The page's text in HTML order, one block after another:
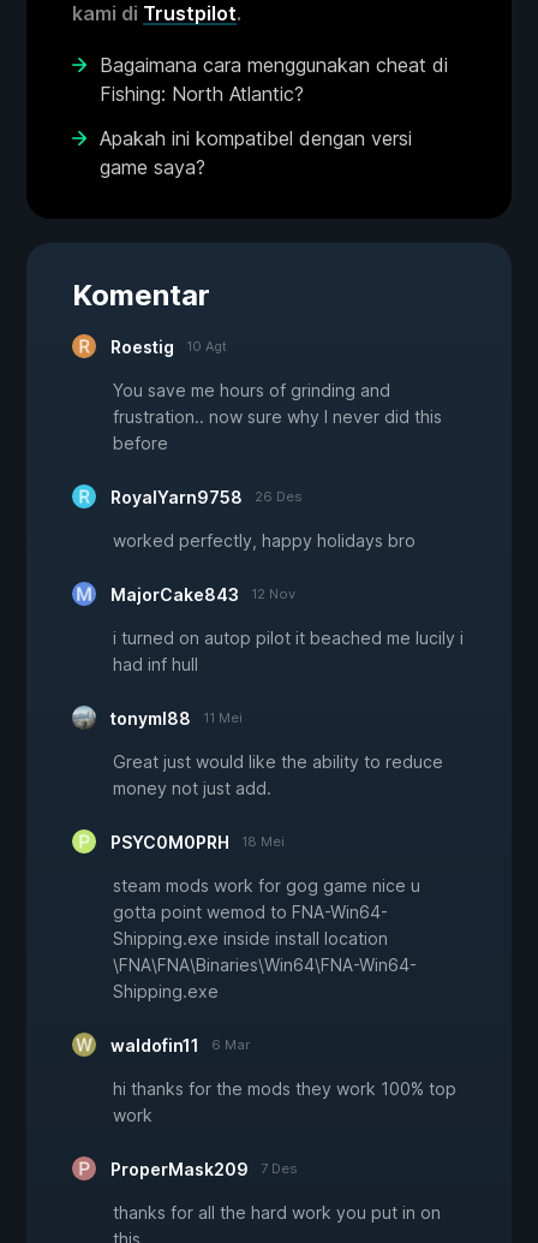
kami di Trustpilot.
Bagaimana cara menggunakan cheat di
Fishing: North Atlantic?
Apakah ini kompatibel dengan versi
game saya?
Komentar
Roestig 10 Agt
You save me hours of grinding and
frustration.. now sure why I never did this
before
RoyalYarn9758 26 Des
worked perfectly, happy holidays bro
MajorCake843 12 Nov
i turned on autop pilot it beached me lucily i
had inf hull
tonyml88 11 Mei
Great just would like the ability to reduce
money not just add.
PSYC0M0PRH 18 Mei
steam mods work for gog game nice u
gotta point wemod to FNA-Win64-
Shipping.exe inside install location
\FNA\FNA\Binaries\Win64\FNA-Win64-
Shipping.exe
waldofin11 6 Mar
hi thanks for the mods they work 100% top
work
ProperMask209 7 Des
thanks for all the hard work you put in on